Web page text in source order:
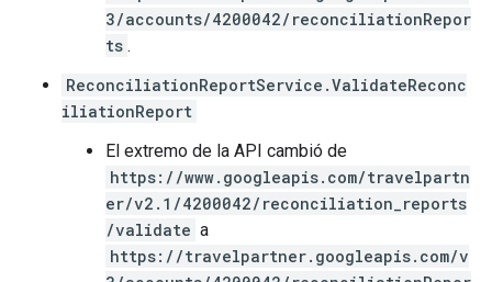
3/accounts/4200042/reconciliationRepor
ts .
ReconciliationReportService.ValidateReconc
iliationReport
El extremo de la API cambió de
https://www.googleapis.com/travelpartn
er/v2.1/4200042/reconciliation_reports
/validate a
https://travelpartner.googleapis.com/v